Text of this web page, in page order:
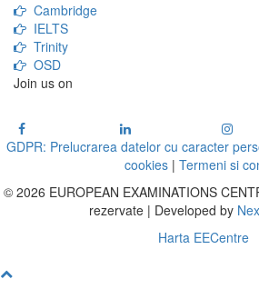
Cambridge
IELTS
Trinity
OSD
Join us on
GDPR: Prelucrarea datelor cu caracter
cookies | Termeni si
© 2026 EUROPEAN EXAMINATIONS
rezervate | Developed by
Harta EECentre